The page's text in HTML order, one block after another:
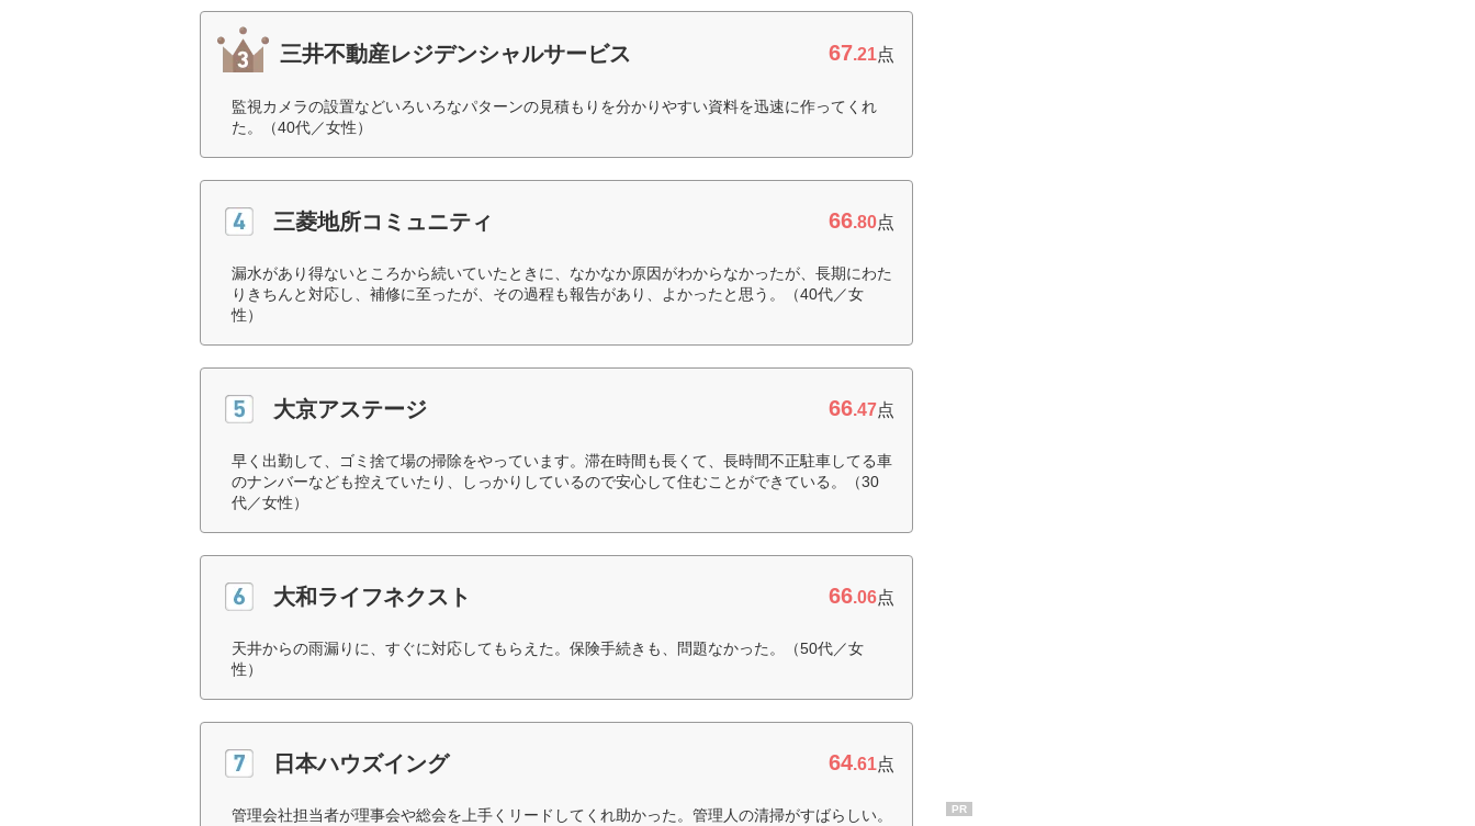
三井不動産レジデンシャルサービス 67.21点
監視カメラの設置などいろいろなパターンの見積もりを分かりやすい資料を迅速に作ってくれ
た。（40代／女性）
三菱地所コミュニティ 66.80点
漏水があり得ないところから続いていたときに、なかなか原因がわからなかったが、長期にわた
りきちんと対応し、補修に至ったが、その過程も報告があり、よかったと思う。（40代／女
性）
大京アステージ 66.47点
早く出勤して、ゴミ捨て場の掃除をやっています。滞在時間も長くて、長時間不正駐車してる車
のナンバーなども控えていたり、しっかりしているので安心して住むことができている。（30
代／女性）
大和ライフネクスト 66.06点
天井からの雨漏りに、すぐに対応してもらえた。保険手続きも、問題なかった。（50代／女
性）
日本ハウズイング 64.61点
管理会社担当者が理事会や総会を上手くリードしてくれ助かった。管理人の清掃がすばらしい。
PR